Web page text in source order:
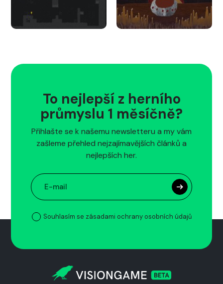
To nejlepší z herního
průmyslu 1 měsíčně?
Přihlašte se k našemu newsletteru a my vám
zašleme přehled nejzajímavějších článků a
nejlepších her.
Souhlasím se zásadami ochrany osobních údajů